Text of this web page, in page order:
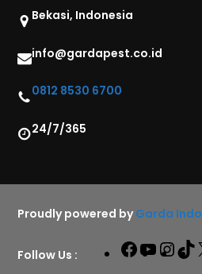
Bekasi, Indonesia
info@gardapest.co.id
0812 8530 6700
24/7/365
Proudly powered byGarda
Follow Us :